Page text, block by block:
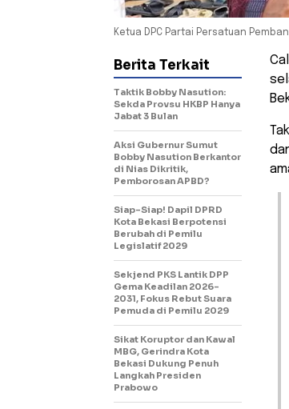
Ketua DPC Partai Persatuan
Berita Terkait
Taktik Bobby Nasution:
Sekda Provsu HKBP Hanya
Jabat 3 Bulan
Aksi Gubernur Sumut
Bobby Nasution Berkantor
di Nias Dikritik,
Pemborosan APBD?
Siap-Siap! Dapil DPRD
Kota Bekasi Berpotensi
Berubah di Pemilu
Legislatif 2029
Sekjend PKS Lantik DPP
Gema Keadilan 2026-
2031, Fokus Rebut Suara
Pemuda di Pemilu 2029
Sikat Koruptor dan Kawal
MBG, Gerindra Kota
Bekasi Dukung Penuh
Langkah Presiden
Prabowo